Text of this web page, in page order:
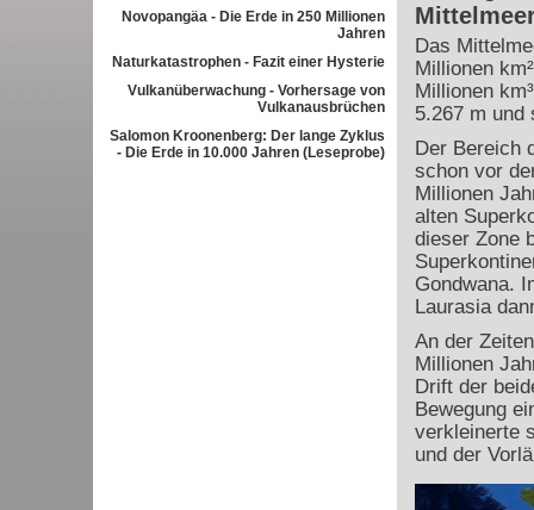
Novopangäa - Die Erde in 250 Millionen
Jahren
Naturkatastrophen - Fazit einer Hysterie
Vulkanüberwachung - Vorhersage von
Vulkanausbrüchen
Salomon Kroonenberg: Der lange Zyklus
- Die Erde in 10.000 Jahren (Leseprobe)
Das
Millionen
Millionen
5.267 m und
Der Bereich
schon vor
Millionen
alten
dieser Zone
Gondwana.
Laurasia
An der
Millionen
Drift der
Bewegung
verkleinerte
und der